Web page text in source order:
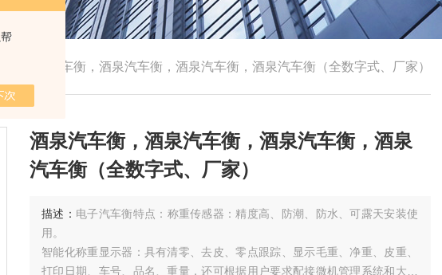
酒泉汽车衡，酒泉汽车衡，酒泉汽车衡，酒泉汽车衡（全数字式、厂家）
酒泉汽车衡，酒泉汽车衡，酒泉汽车衡，酒泉
汽车衡（全数字式、厂家）
描述： 电子汽车衡特点：称重传感器：精度高、防潮、防水、可露天安装使
用。
智能化称重显示器：具有清零、去皮、零点跟踪、显示毛重、净重、皮重、
打印日期、车号、品名、重量，还可根据用户要求配接微机管理系统和大屏